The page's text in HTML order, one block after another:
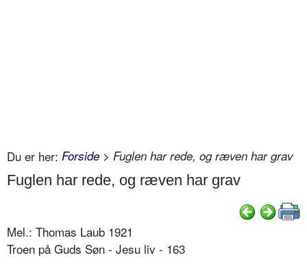
Du er her: Forside > Fuglen har rede, og ræven har grav
Fuglen har rede, og ræven har grav
Mel.: Thomas Laub 1921
Troen på Guds Søn - Jesu liv - 163